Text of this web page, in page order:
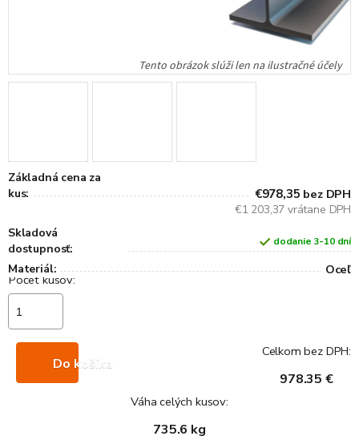
Základná cena za
kus:
€978,35 bez DPH
€1 203,37 vrátane DPH
Skladová
dostupnosť:
dodanie 3-10 dní
Materiál: Oceľ
Do košíka
Váha celých kusov:
735.6 kg
Celkom bez DPH:
978.35 €